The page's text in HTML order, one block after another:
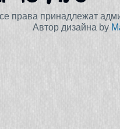
права принадлежат
Автор дизайна by